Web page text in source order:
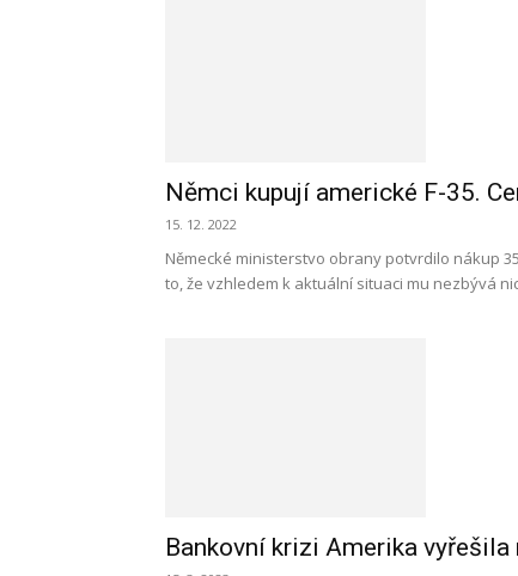
Němci kupují americké F-35.
15. 12. 2022
Německé ministerstvo obrany potvrdilo nákup
to, že vzhledem k aktuální situaci mu nezbývá
Bankovní krizi Amerika